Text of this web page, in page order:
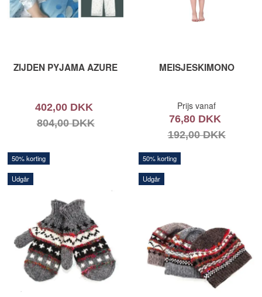
ZIJDEN PYJAMA AZURE
402,00 DKK
804,00 DKK
MEISJESKIMONO
Prijs vanaf
76,80 DKK
192,00 DKK
50% korting
Udgår
50% korting
Udgår